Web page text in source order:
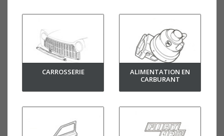
CARROSSERIE
ALIMENTATION EN
CARBURANT